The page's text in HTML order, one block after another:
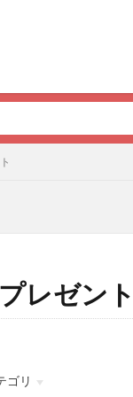
レゼン
ゴリ